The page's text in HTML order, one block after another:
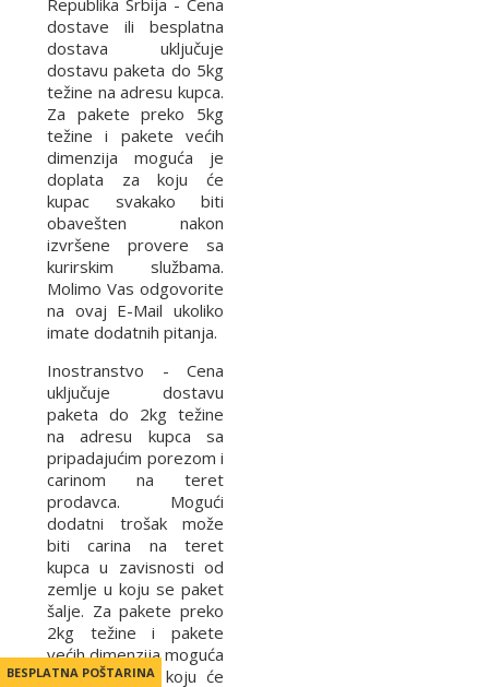
Republika Srbija - Cena
dostave ili besplatna
dostava uključuje
dostavu paketa do 5kg
težine na adresu kupca.
Za pakete preko 5kg
težine i pakete većih
dimenzija moguća je
doplata za koju će
kupac svakako biti
obavešten nakon
izvršene provere sa
kurirskim službama.
Molimo Vas odgovorite
na ovaj E-Mail ukoliko
imate dodatnih pitanja.
Inostranstvo - Cena
uključuje dostavu
paketa do 2kg težine
na adresu kupca sa
pripadajućim porezom i
carinom na teret
prodavca. Mogući
dodatni trošak može
biti carina na teret
kupca u zavisnosti od
zemlje u koju se paket
šalje. Za pakete preko
2kg težine i pakete
većih dimenzija moguća
je doplata za koju će
BESPLATNA POŠTARINA
BESPLATNA POŠTARINA